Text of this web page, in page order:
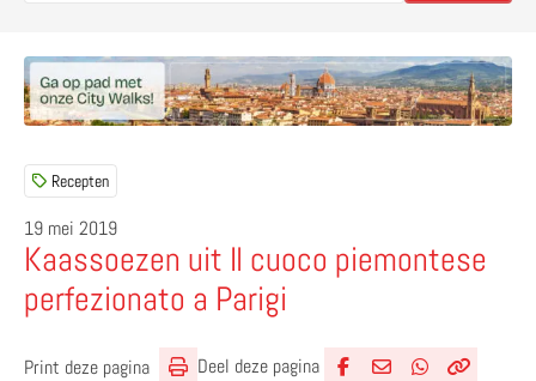
Recepten
19 mei 2019
Kaassoezen uit Il cuoco piemontese
perfezionato a Parigi
Print deze pagina Deel deze pagina